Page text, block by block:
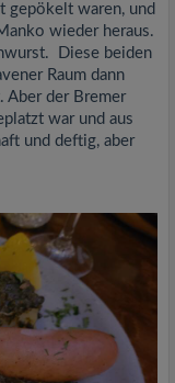
gepökelt waren, und
wieder heraus.
Diese beiden
Raum dann
Aber der Bremer
war und aus
und deftig, aber